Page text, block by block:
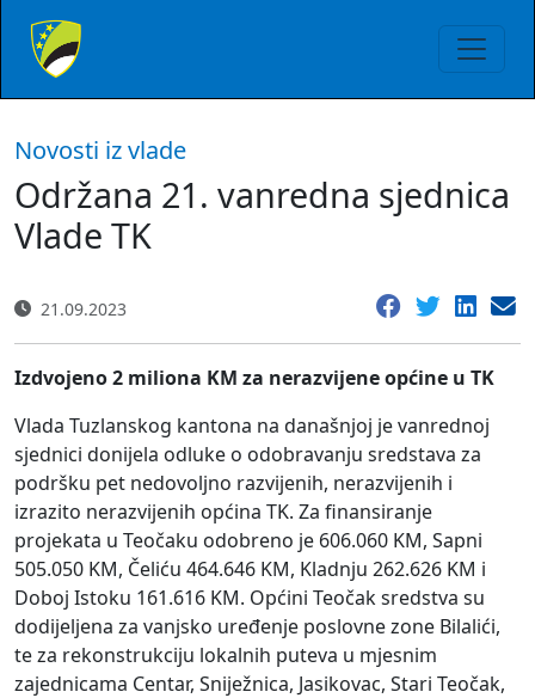
Novosti iz vlade
Održana 21. vanredna sjednica
Vlade TK
21.09.2023
Izdvojeno 2 miliona KM za nerazvijene općine u TK
Vlada Tuzlanskog kantona na današnjoj je vanrednoj
sjednici donijela odluke o odobravanju sredstava za
podršku pet nedovoljno razvijenih, nerazvijenih i
izrazito nerazvijenih općina TK. Za finansiranje
projekata u Teočaku odobreno je 606.060 KM, Sapni
505.050 KM, Čeliću 464.646 KM, Kladnju 262.626 KM i
Doboj Istoku 161.616 KM. Općini Teočak sredstva su
dodijeljena za vanjsko uređenje poslovne zone Bilalići,
te za rekonstrukciju lokalnih puteva u mjesnim
zajednicama Centar, Sniježnica, Jasikovac, Stari Teočak,